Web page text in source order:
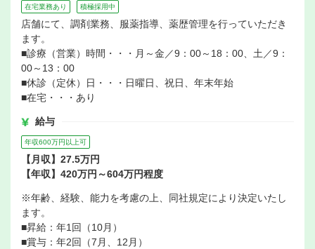
在宅業務あり 積極採用中
店舗にて、調剤業務、服薬指導、薬歴管理を行っていただき
ます。
■診療（営業）時間・・・月～金／9：00～18：00、土／9：
00～13：00
■休診（定休）日・・・日曜日、祝日、年末年始
■在宅・・・あり
給与
年収600万円以上可
【月収】27.5万円
【年収】420万円～604万円程度
※年齢、経験、能力を考慮の上、同社規定により決定いたし
ます。
■昇給：年1回（10月）
■賞与：年2回（7月、12月）